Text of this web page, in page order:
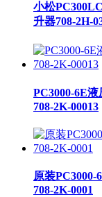
小松
升器708-2H-
PC3000-6E
708-2K-00013
原装
708-2K-0001